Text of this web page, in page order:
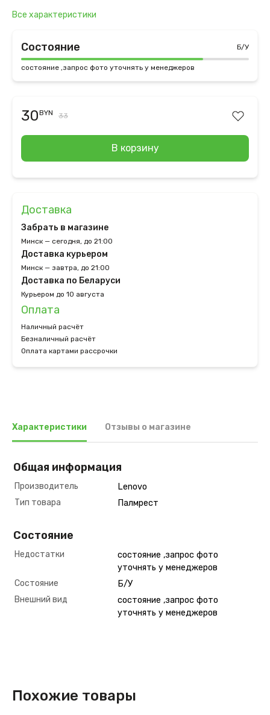
Все характеристики
Состояние Б/У
состояние ,запрос фото уточнять у менеджеров
30BYN 33
В корзину
Доставка
Забрать в магазине
Минск — сегодня, до 21:00
Доставка курьером
Минск — завтра, до 21:00
Доставка по Беларуси
Курьером до 10 августа
Оплата
Наличный расчёт
Безналичный расчёт
Оплата картами рассрочки
Характеристики Отзывы о магазине
Общая информация
Производитель
Lenovo
Тип товара
Палмрест
Состояние
Недостатки
состояние ,запрос фото
уточнять у менеджеров
Состояние
Б/У
Внешний вид
состояние ,запрос фото
уточнять у менеджеров
Похожие товары